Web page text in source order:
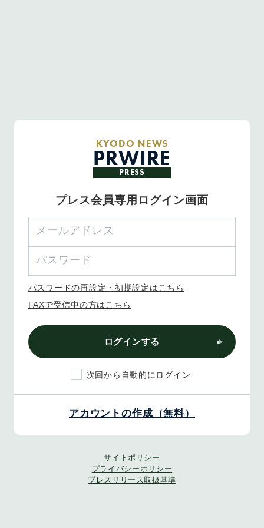
KYODO NEWS
PRWIRE
PRESS
プレス会員専用ログイン画面
パスワードの再設定・初期設定はこちら
FAXで受信中の方はこちら
ログインする
次回から自動的にログイン
アカウントの作成（無料）
サイトポリシー
プライバシーポリシー
プレスリリース取扱基準